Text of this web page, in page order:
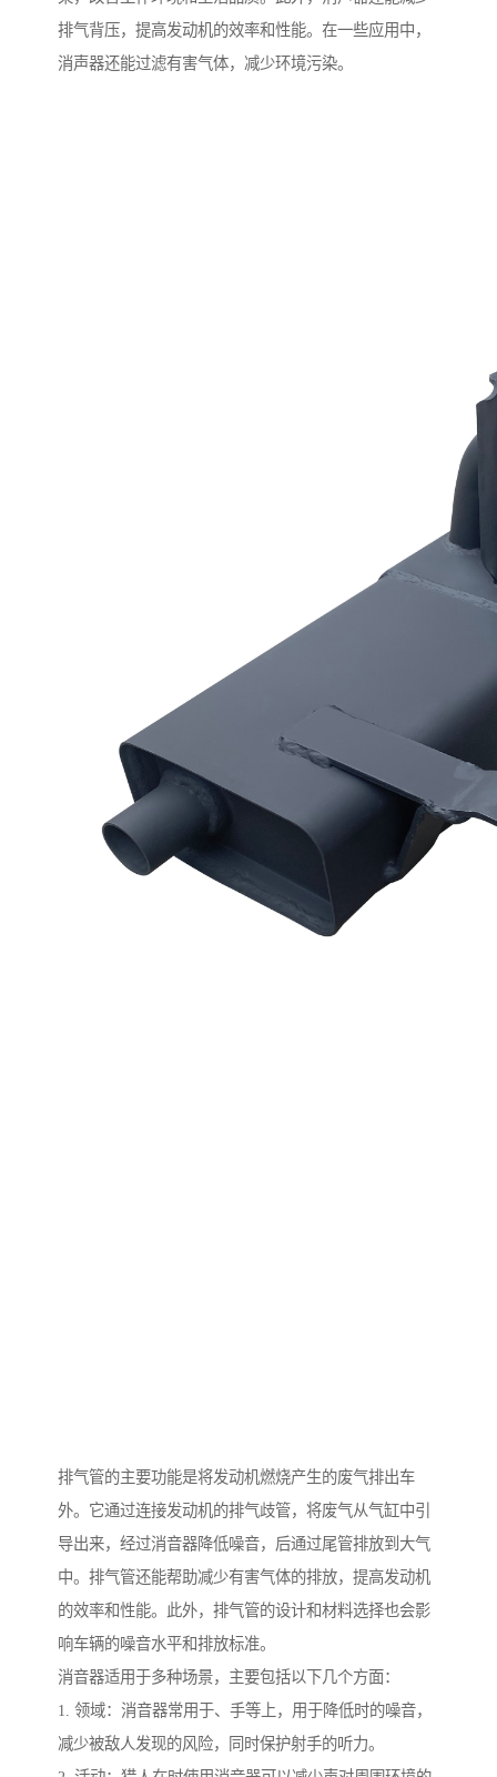
排气背压，提高发动机的效率和性能。在一些应用中，
消声器还能过滤有害气体，减少环境污染。
排气管的主要功能是将发动机燃烧产生的废气排出车
外。它通过连接发动机的排气歧管，将废气从气缸中引
导出来，经过消音器降低噪音，后通过尾管排放到大气
中。排气管还能帮助减少有害气体的排放，提高发动机
的效率和性能。此外，排气管的设计和材料选择也会影
响车辆的噪音水平和排放标准。
消音器适用于多种场景，主要包括以下几个方面：
1. 领域：消音器常用于、手等上，用于降低时的噪音，
减少被敌人发现的风险，同时保护射手的听力。